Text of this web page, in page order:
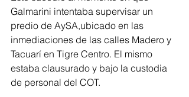
Galmarini intentaba supervisar un
predio de AySA,ubicado en las
inmediaciones de las calles Madero y
Tacuarí en Tigre Centro. El mismo
estaba clausurado y bajo la custodia
de personal del COT.